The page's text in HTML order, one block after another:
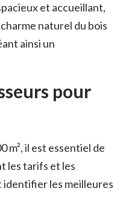
et accueillant,
naturel du bois
ainsi un
pour
m², il est essentiel de
les tarifs et les
les meilleures